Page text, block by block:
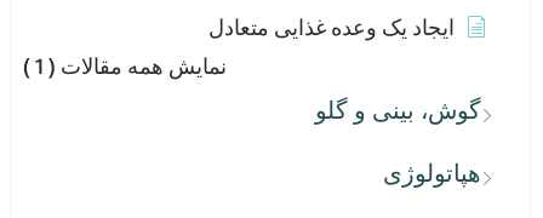
ایجاد یک وعده غذایی متعادل
نمایش همه مقالات ( 1 )
گوش، بینی و گلو
هپاتولوژی